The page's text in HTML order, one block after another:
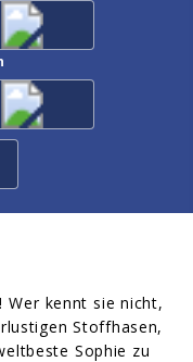
Wer kennt sie nicht,
Stoffhasen,
Sophie zu